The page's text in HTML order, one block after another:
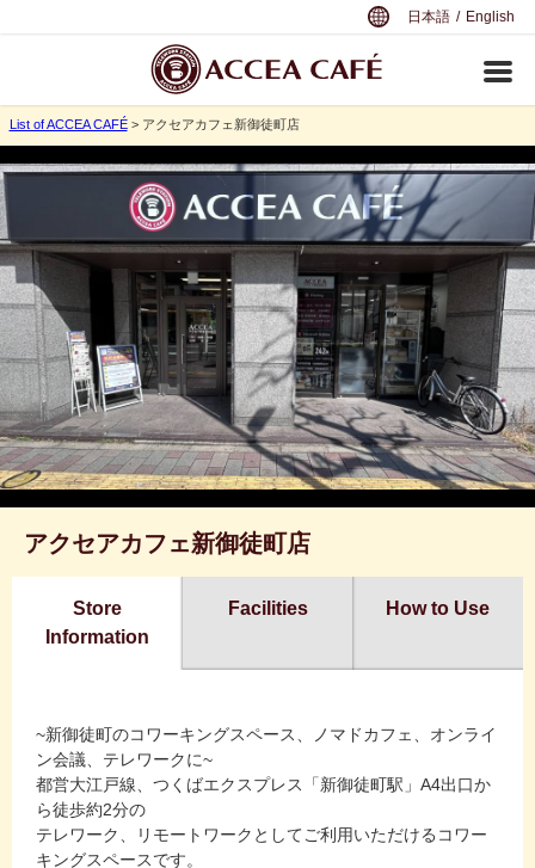
日本語 / English
List of ACCEA CAFÉ> アクセアカフェ新御徒町店
アクセアカフェ新御徒町店
Store
Information
Facilities How to Use
~新御徒町のコワーキングスペース、ノマドカフェ、オンライ
ン会議、テレワークに~
都営大江戸線、つくばエクスプレス「新御徒町駅」A4出口か
ら徒歩約2分の
テレワーク、リモートワークとしてご利用いただけるコワー
キングスペースです。